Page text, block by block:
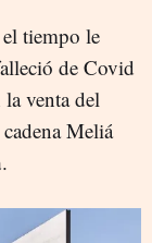
tiempo le
de Covid
la venta del
Meliá
.